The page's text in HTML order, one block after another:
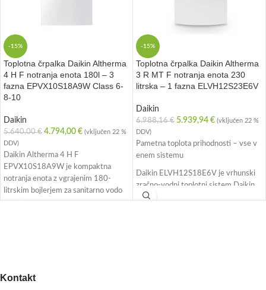
-15%
Toplotna črpalka Daikin Altherma
4 H F notranja enota 180l – 3
fazna EPVX10S18A9W Class 6-
8-10
Daikin
5.640,00€ 4.794,00 € (vključen 22 %
DDV)
Daikin Altherma 4 H F
EPVX10S18A9W je kompaktna
notranja enota z vgrajenim 180-
litrskim bojlerjem za sanitarno vodo
🚿. Namenjena je 3-faznim sistemom
sodoben dizajn, primeren za
-15%
Toplotna črpalka Daikin Altherma
3 R MT F notranja enota 230
litrska – 1 fazna ELVH12S23E6V
Daikin
6.988,16€ 5.939,94 € (vključen 22 %
DDV)
Pametna toplota prihodnosti – vse v
enem sistemu
Daikin ELVH12S18E6V je vrhunski
zračno-vodni toplotni sistem Daikin
Altherma 3, zasnovan za sodobne
Kontakt